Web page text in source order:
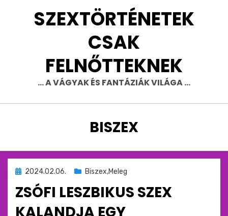
SZEXTÖRTÉNETEK
CSAK
FELNŐTTEKNEK
… A VÁGYAK ÉS FANTÁZIÁK VILÁGA …
CÍMKE
:
BISZEX
Beküldve
:
2024.02.06. Biszex,Meleg
ZSÓFI LESZBIKUS SZEX